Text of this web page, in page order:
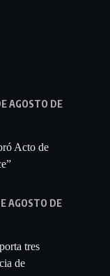
AGOSTO DE
Acto de
AGOSTO DE
tres
de